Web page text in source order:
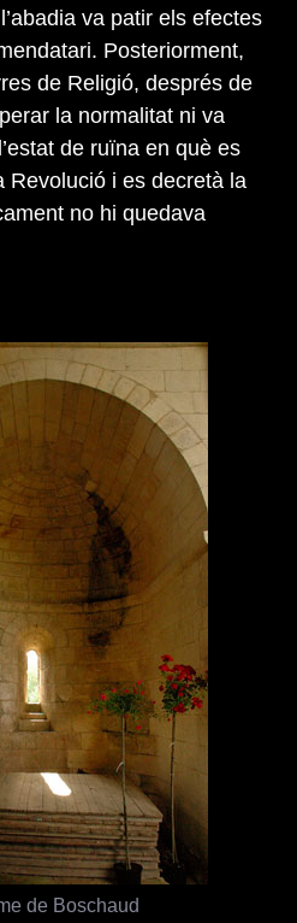
va patir els efectes
Posteriorment,
de Religió, després de
la normalitat ni va
de ruïna en què es
Revolució i es decretà la
no hi quedava
de Boschaud